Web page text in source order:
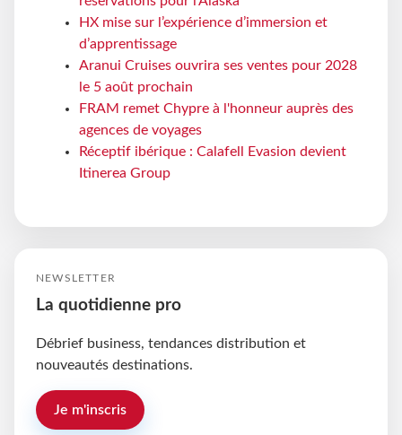
HX mise sur l’expérience d’immersion et
d’apprentissage
Aranui Cruises ouvrira ses ventes pour 2028
le 5 août prochain
FRAM remet Chypre à l'honneur auprès des
agences de voyages
Réceptif ibérique : Calafell Evasion devient
Itinerea Group
NEWSLETTER
La quotidienne pro
Débrief business, tendances distribution et
nouveautés destinations.
Je m'inscris